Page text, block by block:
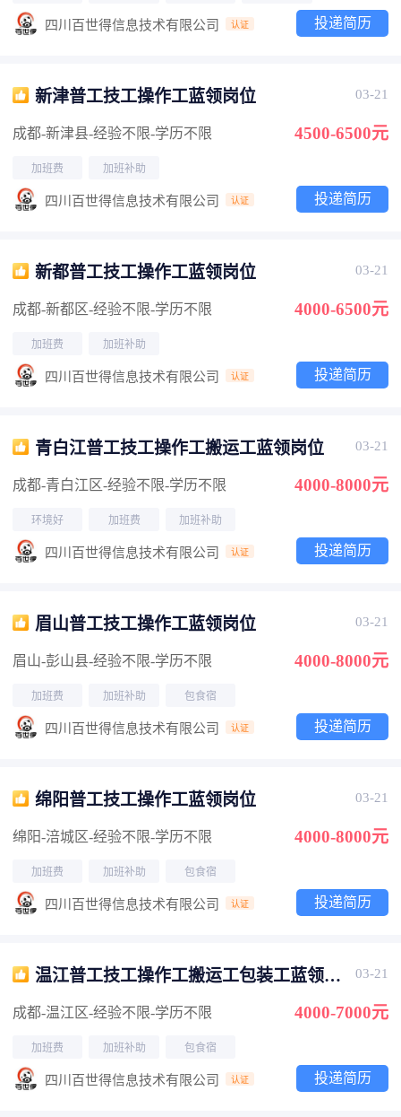
四川百世得信息技术有限公司 认证 投递简历
新津普工技工操作工蓝领岗位 03-21
成都-新津县-经验不限-学历不限 4500-6500元
加班费 加班补助
四川百世得信息技术有限公司 认证 投递简历
新都普工技工操作工蓝领岗位 03-21
成都-新都区-经验不限-学历不限 4000-6500元
加班费 加班补助
四川百世得信息技术有限公司 认证 投递简历
青白江普工技工操作工搬运工蓝领岗位 03-21
成都-青白江区-经验不限-学历不限 4000-8000元
环境好 加班费 加班补助
四川百世得信息技术有限公司 认证 投递简历
眉山普工技工操作工蓝领岗位 03-21
眉山-彭山县-经验不限-学历不限 4000-8000元
加班费 加班补助 包食宿
四川百世得信息技术有限公司 认证 投递简历
绵阳普工技工操作工蓝领岗位 03-21
绵阳-涪城区-经验不限-学历不限 4000-8000元
加班费 加班补助 包食宿
四川百世得信息技术有限公司 认证 投递简历
温江普工技工操作工搬运工包装工蓝领岗
03-21
成都-温江区-经验不限-学历不限 4000-7000元
加班费 加班补助 包食宿
四川百世得信息技术有限公司 认证 投递简历